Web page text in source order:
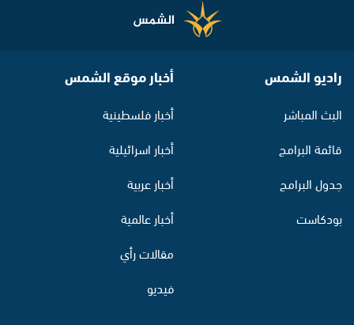
راديو الشمس
البث المباشر
قائمة البرامج
جدول البرامج
بودكاست
أخبار موقع الشمس
أخبار فلسطينية
أخبار اسرائيلية
أخبار عربية
أخبار عالمية
مقالات رأي
فيديو